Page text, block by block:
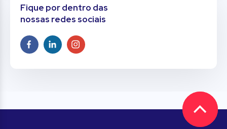
Fique por dentro das
nossas redes sociais